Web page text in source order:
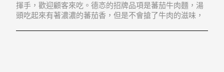
揮手，歡迎顧客來吃。德忞的招牌品項是蕃茄牛肉麵，湯
頭吃起來有著濃濃的蕃茄香，但是不會搶了牛肉的滋味，